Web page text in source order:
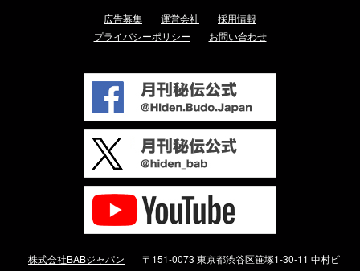
広告募集 運営会社
採用情報
プライバシーポリシー
お問い合わせ
株式会社BABジャパン
〒151-0073 東京都渋谷区笹塚1-30-11 中村ビ